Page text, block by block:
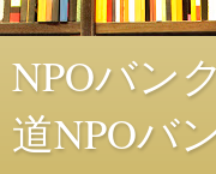
NPOバン
道NPOバ